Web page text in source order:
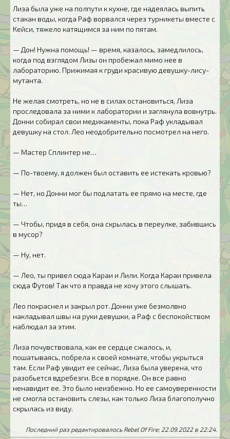
Лиза была уже на полпути к кухне, где надеялась выпить
стакан воды, когда Раф ворвался через турникеты вместе с
Кейси, тяжело катящимся за ним по пятам.
— Дон! Нужна помощь! — время, казалось, замедлилось,
когда под взглядом Лизы он пробежал мимо нее в
лабораторию. Прижимая к груди красивую девушку-лису-
мутанта.
Не желая смотреть, но не в силах остановиться, Лиза
проследовала за ними к лаборатории и заглянула вовнутрь.
Донни собирал свои медикаменты, пока Раф укладывал
девушку на стол. Лео неодобрительно посмотрел на него.
— Мастер Сплинтер не…
— По-твоему, я должен был оставить ее истекать кровью?
— Нет, но Донни мог бы подлатать ее прямо на месте, где
ты…
— Чтобы, придя в себя, она скрылась в переулке, забившись
в мусор?
— Ну, нет.
— Лео, ты привел сюда Караи и Лили. Когда Караи привела
сюда Футов! Так что я правда не хочу этого слышать.
Лео покраснел и закрыл рот. Донни уже безмолвно
накладывал швы на руки девушки, а Раф с беспокойством
наблюдал за этим.
Лиза почувствовала, как ее сердце сжалось, и,
пошатываясь, побрела к своей комнате, чтобы укрыться
там. Если Раф увидит ее сейчас, Лиза была уверена, что
разобьется вдребезги. Все в порядке. Он все равно
ненавидит ее. Это было неизбежно. Но ее самоуверенности
не смогла остановить слезы, как только Лиза благополучно
скрылась из виду.
Последний раз редактировалось Rebel Of Fire; 22.09.2022 в 22:24.